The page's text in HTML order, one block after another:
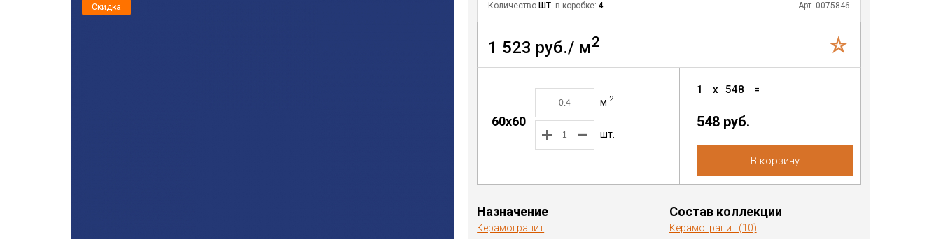
Скидка Количество ШТ. в коробке:4 Арт. 0075846
1 523 руб./ м2
60x60
м 2
шт.
1 x 548 =
548 руб.
В корзину
Назначение
Керамогранит
Состав коллекции
Керамогранит (10)